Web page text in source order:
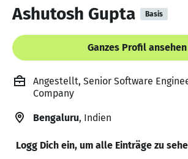
Ashutosh Gupta Basis
Ganzes Profil ansehen
Angestellt, Senior Software
Company
Bengaluru, Indien
Logg Dich ein, um alle Einträge zu